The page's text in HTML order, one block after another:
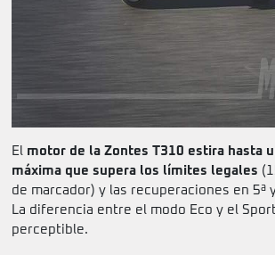
El motor de la Zontes T310 estira hasta
máxima que supera los límites legales
de marcador) y las recuperaciones en 5ª
La diferencia entre el modo Eco y el
perceptible.